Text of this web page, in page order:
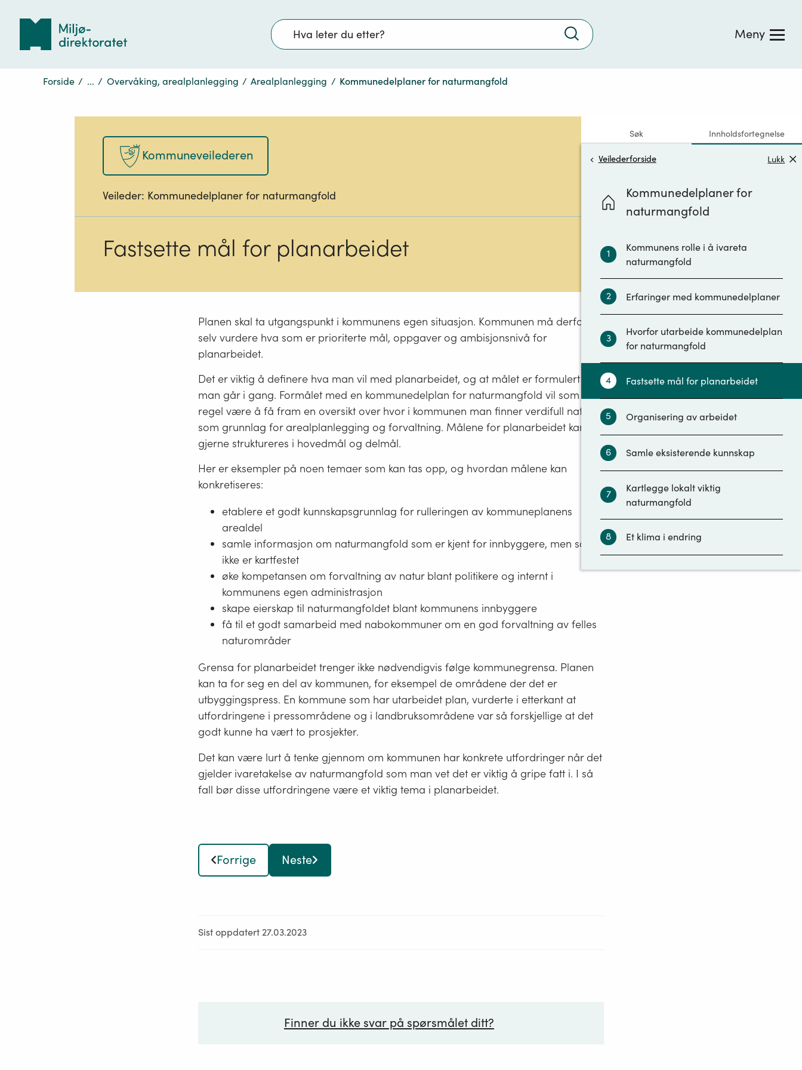
Søk
Trykk
søke
Meny
Forside / ... / Overvåking, arealplanlegging / Arealplanlegging / Kommunedelplaner for naturmangfold
Søk Innholdsfortegnelse
Veilederforside Lukk
Kommunedelplaner for
naturmangfold
1
Kommunens rolle i å ivareta
naturmangfold
2 Erfaringer med kommunedelplaner
3
Hvorfor utarbeide kommunedelplan
for naturmangfold
4 Fastsette mål for planarbeidet
5 Organisering av arbeidet
6 Samle eksisterende kunnskap
7
Kartlegge lokalt viktig
naturmangfold
8 Et klima i endring
9 Vedtak og oppfølging
Kommuneveilederen
Veileder: Kommunedelplaner for naturmangfold
Fastsette mål for planarbeidet
Planen skal ta utgangspunkt i kommunens egen situasjon. Kommunen må derfor
selv vurdere hva som er prioriterte mål, oppgaver og ambisjonsnivå for
planarbeidet.
Det er viktig å definere hva man vil med planarbeidet, og at målet er formulert før
man går i gang. Formålet med en kommunedelplan for naturmangfold vil som
regel være å få fram en oversikt over hvor i kommunen man finner verdifull natur,
som grunnlag for arealplanlegging og forvaltning. Målene for planarbeidet kan
gjerne struktureres i hovedmål og delmål.
Her er eksempler på noen temaer som kan tas opp, og hvordan målene kan
konkretiseres:
etablere et godt kunnskapsgrunnlag for rulleringen av kommuneplanens
arealdel
samle informasjon om naturmangfold som er kjent for innbyggere, men som
ikke er kartfestet
øke kompetansen om forvaltning av natur blant politikere og internt i
kommunens egen administrasjon
skape eierskap til naturmangfoldet blant kommunens innbyggere
få til et godt samarbeid med nabokommuner om en god forvaltning av felles
naturområder
Grensa for planarbeidet trenger ikke nødvendigvis følge kommunegrensa. Planen
kan ta for seg en del av kommunen, for eksempel de områdene der det er
utbyggingspress. En kommune som har utarbeidet plan, vurderte i etterkant at
utfordringene i pressområdene og i landbruksområdene var så forskjellige at det
godt kunne ha vært to prosjekter.
Det kan være lurt å tenke gjennom om kommunen har konkrete utfordringer når det
gjelder ivaretakelse av naturmangfold som man vet det er viktig å gripe fatt i. I så
fall bør disse utfordringene være et viktig tema i planarbeidet.
Forrige Neste
Sist oppdatert 27.03.2023
Finner du ikke svar på spørsmålet ditt?